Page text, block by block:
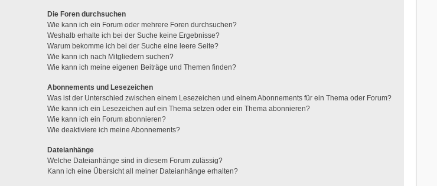
Die Foren durchsuchen
Wie kann ich ein Forum oder mehrere Foren durchsuchen?
Weshalb erhalte ich bei der Suche keine Ergebnisse?
Warum bekomme ich bei der Suche eine leere Seite?
Wie kann ich nach Mitgliedern suchen?
Wie kann ich meine eigenen Beiträge und Themen finden?
Abonnements und Lesezeichen
Was ist der Unterschied zwischen einem Lesezeichen und einem Abonnements für ein Thema oder Forum?
Wie kann ich ein Lesezeichen auf ein Thema setzen oder ein Thema abonnieren?
Wie kann ich ein Forum abonnieren?
Wie deaktiviere ich meine Abonnements?
Dateianhänge
Welche Dateianhänge sind in diesem Forum zulässig?
Kann ich eine Übersicht all meiner Dateianhänge erhalten?